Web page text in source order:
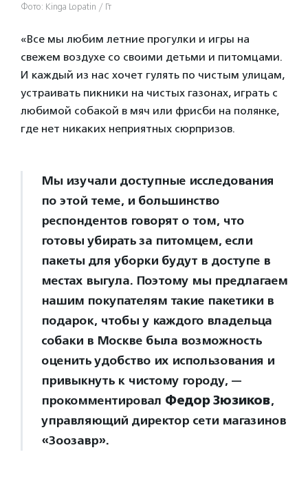
Фото: Kinga Lopatin / Гт
«Все мы любим летние прогулки и игры на
свежем воздухе со своими детьми и питомцами.
И каждый из нас хочет гулять по чистым улицам,
устраивать пикники на чистых газонах, играть с
любимой собакой в мяч или фрисби на полянке,
где нет никаких неприятных сюрпризов.
Мы изучали доступные исследования
по этой теме, и большинство
респондентов говорят о том, что
готовы убирать за питомцем, если
пакеты для уборки будут в доступе в
местах выгула. Поэтому мы предлагаем
нашим покупателям такие пакетики в
подарок, чтобы у каждого владельца
собаки в Москве была возможность
оценить удобство их использования и
привыкнуть к чистому городу, —
прокомментировал Федор Зюзиков,
управляющий директор сети магазинов
«Зоозавр».